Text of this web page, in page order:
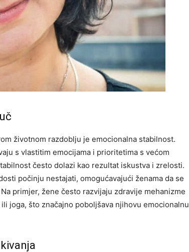
životnom razdoblju je emocionalna stabilnost.
s vlastitim emocijama i prioritetima s većom
često dolazi kao rezultat iskustva i zrelosti.
počinju nestajati, omogućavajući ženama da se
primjer, žene često razvijaju zdravije mehanizme
joga, što značajno poboljšava njihovu emocionalnu